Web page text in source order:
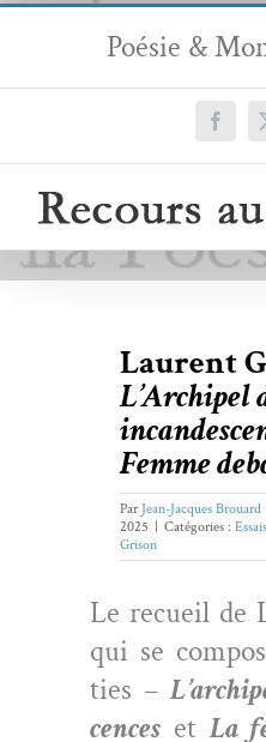
Passer
contenu
Poésie &
Laurent
L’Archipel
Femme
Par Jean-Jacques Brouard
2025
Catégories :
Grison
Le recueil de
qui se
ties –
cenceset La